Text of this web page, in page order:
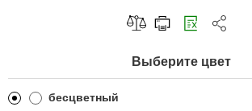
Скопировать ссылку
Telegram
Выберите цвет
бесцветный